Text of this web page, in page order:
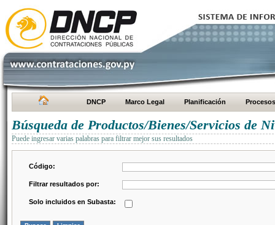
DNCP Marco Legal Planificación Procesos
Búsqueda de Productos/Bienes/Servicios de
Puede ingresar varias palabras para filtrar mejor sus resultados
Código:
Filtrar resultados por:
Solo incluidos en Subasta: